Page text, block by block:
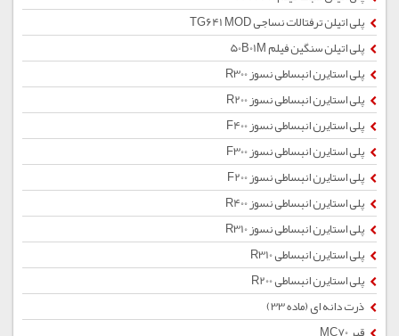
پلی اتیلن ترفتالات نساجی TG641 MOD
پلی اتیلن سنگین فیلم 50B01M
پلی استایرن انبساطی نسوز R300
پلی استایرن انبساطی نسوز R200
پلی استایرن انبساطی نسوز F400
پلی استایرن انبساطی نسوز F300
پلی استایرن انبساطی نسوز F200
پلی استایرن انبساطی نسوز R400
پلی استایرن انبساطی نسوز R310
پلی استایرن انبساطی R310
پلی استایرن انبساطی R200
ذرت دانه ای (ماده 33)